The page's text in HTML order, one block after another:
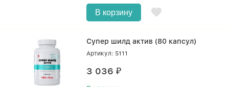
В корзину
Супер шилд актив (80 капсул)
Артикул: 5111
3 036₽